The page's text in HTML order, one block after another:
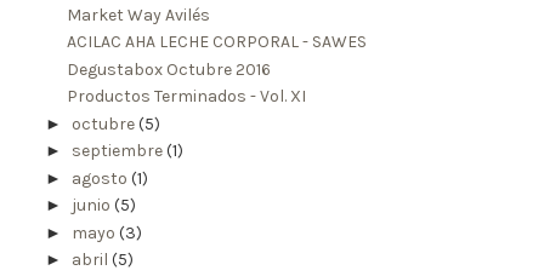
Market Way Avilés
ACILAC AHA LECHE CORPORAL - SAWES
Degustabox Octubre 2016
Productos Terminados - Vol. XI
► octubre(5)
► septiembre(1)
► agosto (1)
► junio (5)
► mayo (3)
► abril (5)